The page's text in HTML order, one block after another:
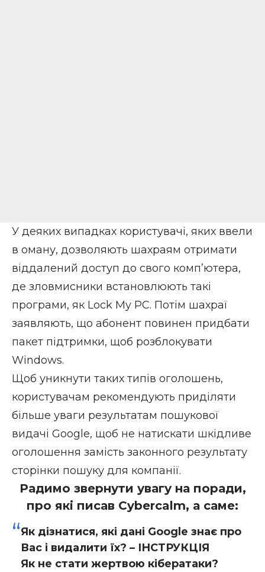
У деяких випадках користувачі, яких ввели
в оману, дозволяють шахраям отримати
віддалений доступ до свого комп’ютера,
де зловмисники встановлюють такі
програми, як Lock My PC. Потім шахраї
заявляють, що абонент повинен придбати
пакет підтримки, щоб розблокувати
Windows.
Щоб уникнути таких типів оголошень,
користувачам рекомендують приділяти
більше уваги результатам пошукової
видачі Google, щоб не натискати шкідливе
оголошення замість законного результату
сторінки пошуку для компанії.
Радимо звернути увагу на поради,
про які писав Cybercalm, а саме:
Як дізнатися, які дані Google знає про
Вас і видалити їх? – ІНСТРУКЦІЯ
Як не стати жертвою кібератаки?